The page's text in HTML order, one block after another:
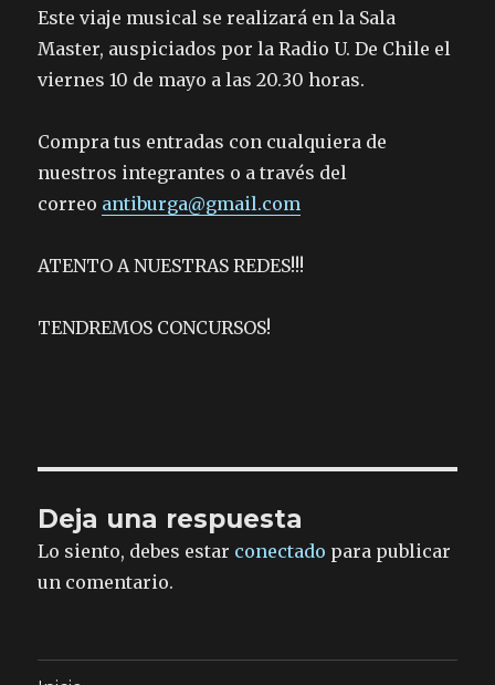
Este viaje musical se realizará en la Sala
Master, auspiciados por la Radio U. De Chile el
viernes 10 de mayo a las 20.30 horas.
Compra tus entradas con cualquiera de
nuestros integrantes o a través del
correo antiburga@gmail.com
ATENTO A NUESTRAS REDES!!!
TENDREMOS CONCURSOS!
Deja una respuesta
Lo siento, debes estar conectado para publicar
un comentario.